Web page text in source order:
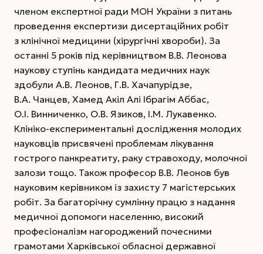
членом експертної ради МОН України з питань
проведення експертизи дисертаційних робіт
з клінічної медицини (хірургічні хвороби). За
останні 5 років під керівництвом В.В. Леонова
наукову ступінь кандидата медичних наук
здобули А.В. Леонов, Г.В. Хачапурідзе,
В.А. Чанцев, Хамед Акіл Алі Ібрагім Аббас,
О.І. Винниченко, О.В. Язиков, І.М. Лукавенко.
Клініко-експериментальні дослідження молодих
науковців присвячені проблемам лікування
гострого панкреатиту, раку стравоходу, молочної
залози тощо. Також професор В.В. Леонов був
науковим керівником із захисту 7 магістерських
робіт. За багаторічну сумлінну працю з надання
медичної допомоги населенню, високий
професіоналізм нагороджений почесними
грамотами Харківської обласної державної